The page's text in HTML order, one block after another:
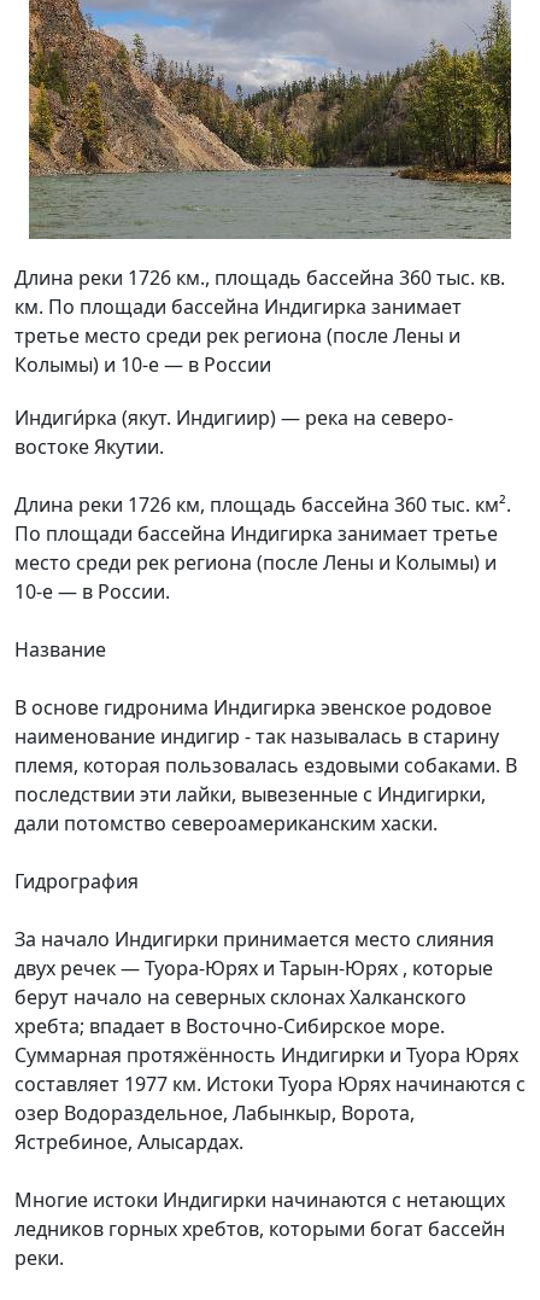
Длина реки 1726 км., площадь бассейна 360 тыс. кв.
км. По площади бассейна Индигирка занимает
третье место среди рек региона (после Лены и
Колымы) и 10-е — в России
Индиги́рка (якут. Индигиир) — река на северо-
востоке Якутии.
Длина реки 1726 км, площадь бассейна 360 тыс. км².
По площади бассейна Индигирка занимает третье
место среди рек региона (после Лены и Колымы) и
10-е — в России.
Название
В основе гидронима Индигирка эвенское родовое
наименование индигир - так называлась в старину
племя, которая пользовалась ездовыми собаками. В
последствии эти лайки, вывезенные с Индигирки,
дали потомство североамериканским хаски.
Гидрография
За начало Индигирки принимается место слияния
двух речек — Туора-Юрях и Тарын-Юрях , которые
берут начало на северных склонах Халканского
хребта; впадает в Восточно-Сибирское море.
Суммарная протяжённость Индигирки и Туора Юрях
составляет 1977 км. Истоки Туора Юрях начинаются с
озер Водораздельное, Лабынкыр, Ворота,
Ястребиное, Алысардах.
Многие истоки Индигирки начинаются с нетающих
ледников горных хребтов, которыми богат бассейн
реки.